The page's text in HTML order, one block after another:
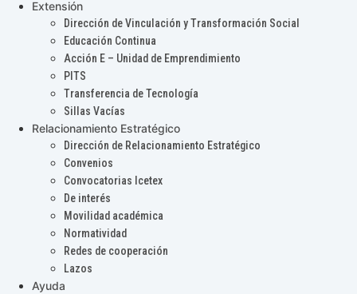
Extensión
Dirección de Vinculación y Transformación Social
Educación Continua
Acción E – Unidad de Emprendimiento
PITS
Transferencia de Tecnología
Sillas Vacías
Relacionamiento Estratégico
Dirección de Relacionamiento Estratégico
Convenios
Convocatorias Icetex
De interés
Movilidad académica
Normatividad
Redes de cooperación
Lazos
Ayuda